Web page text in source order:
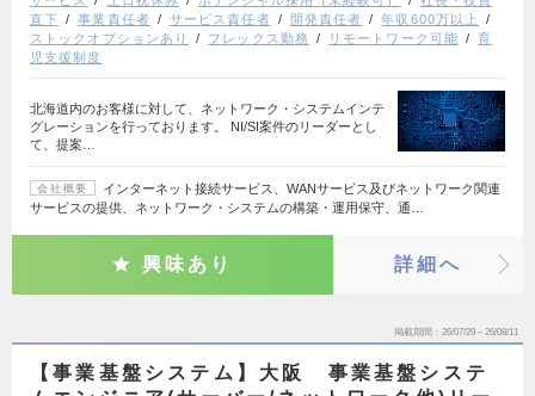
直下
事業責任者 サービス責任者 開発責任者
年収600万以上
ストックオプションあり
フレックス勤務 リモートワーク可能
育
児支援制度
北海道内のお客様に対して、ネットワーク・システムインテ
グレーションを行っております。 NI/SI案件のリーダーとし
て、提案…
会社概要
インターネット接続サービス、WANサービス及びネットワーク関連
サービスの提供、ネットワーク・システムの構築・運用保守、通…
興味あり 詳細へ
掲載期間 26/07/29～26/08/11
【事業基盤システム】大阪 事業基盤システ